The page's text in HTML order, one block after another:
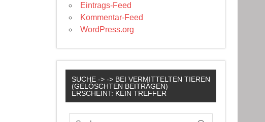
Eintrags-Feed
Kommentar-Feed
WordPress.org
SUCHE -> -> BEI VERMITTELTEN TIEREN
(GELÖSCHTEN BEITRÄGEN)
ERSCHEINT: KEIN TREFFER